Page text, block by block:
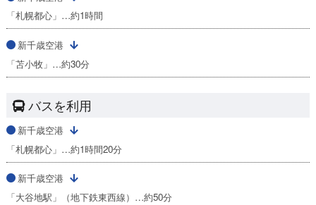
「札幌都心」…約1時間
新千歳空港
「苫小牧」…約30分
バスを利用
新千歳空港
「札幌都心」…約1時間20分
新千歳空港
「大谷地駅」（地下鉄東西線）…約50分